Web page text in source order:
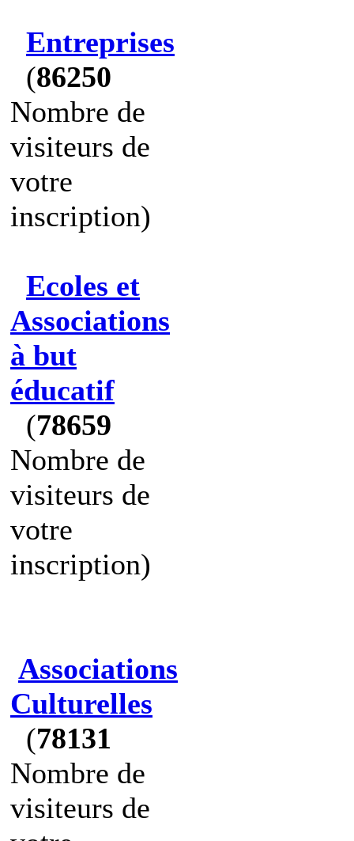
Entreprises
(86250
Nombre de
visiteurs de
votre
inscription)
Ecoles et
Associations
à but
éducatif
(78659
Nombre de
visiteurs de
votre
inscription)
Associations
Culturelles
(78131
Nombre de
visiteurs de